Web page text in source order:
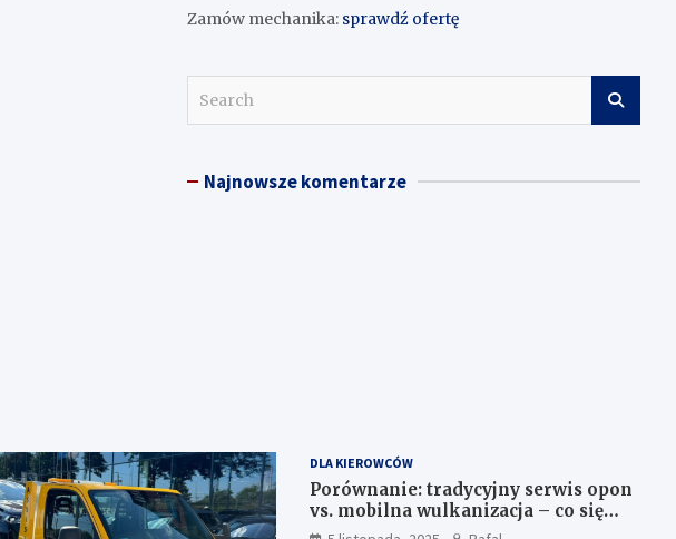
Zamów mechanika: sprawdź ofertę
c Najnowsze komentarze
DLA KIEROWCÓW
Porównanie: tradycyjny serwis opon
vs. mobilna wulkanizacja – co się
bardziej opłaca kierowcy w